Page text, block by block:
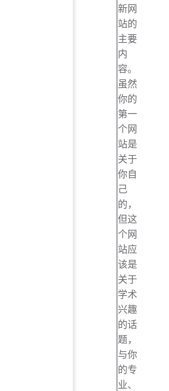
新网
站的
主要
内
容。
虽然
你的
第一
个网
站是
关于
你自
己
的，
但这
个网
站应
该是
关于
学术
兴趣
的话
题，
与你
的专
业、